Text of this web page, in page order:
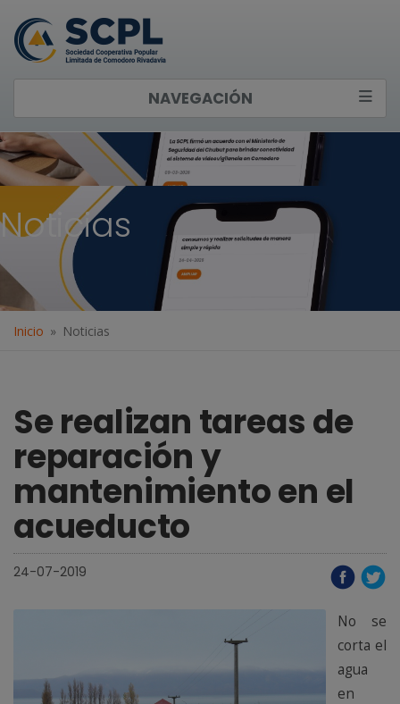
NAVEGACIÓN
Noticias
Inicio Noticias
Se realizan tareas de
reparación y
mantenimiento en el
acueducto
24-07-2019
No se
corta el
agua
en